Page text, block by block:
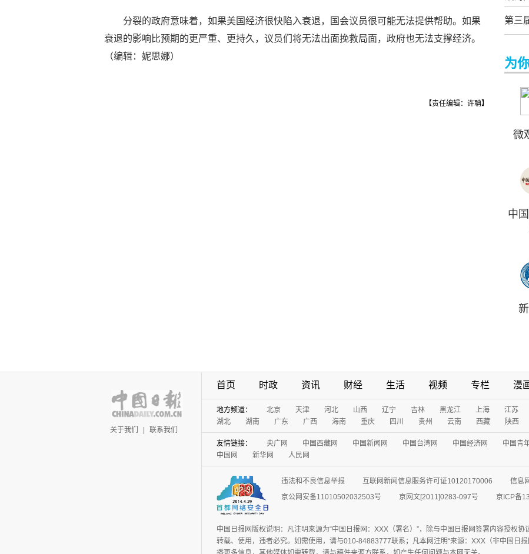
分裂的政府意味着，如果美国经济很快陷入衰退，国会议员很可能无法提供帮助。如果
衰退的影响比预期的更严重、更持久，议员们将无法出面挽救局面，政府也无法支撑经济。
（编辑：妮思娜）
【责任编辑：许聃】
第三
为
微
中
关于我们 联系我们
首页 时政 资讯 财经 生活 视频 专栏 漫
地方频道： 北京 天津 河北 山西 辽宁 吉林 黑龙江 上海 江苏
湖北
湖南 广东 广西 海南 重庆 四川 贵州 云南 西藏 陕西
友情链接： 央广网 中国西藏网 中国新闻网 中国台湾网 中国经济网 中国青
中国网
新华网 人民网
违法和不良信息举报 互联网新闻信息服务许可证10120170006
信息
京公网安备11010502032503号
京网文[2011]0283-097号 京ICP备
中国日报网版权说明：凡注明来源为“中国日报网：XXX（署名）”，除与中国日报网签署内容授权
转载、使用，违者必究。如需使用，请与010-84883777联系；凡本网注明“来源：XXX（非中国日